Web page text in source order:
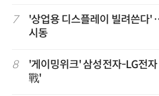
7
'상업용 디스플레이 빌려쓴다'
시동
8
'게이밍위크' 삼성전자-LG전
戰'